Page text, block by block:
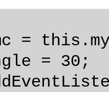
=
= 30;